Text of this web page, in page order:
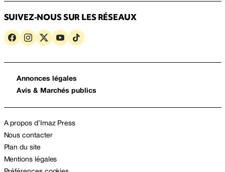
SUIVEZ-NOUS SUR LES RÉSEAUX
Annonces légales
Avis & Marchés publics
A propos d’Imaz Press
Nous contacter
Plan du site
Mentions légales